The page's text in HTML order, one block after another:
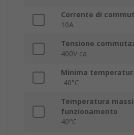
Corrente di
10A
Tensione
400V ca
Minima
-40°C
Temperatura
funzionamento
40°C